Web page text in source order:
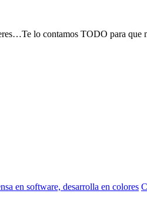
lo contamos TODO para
en software, desarrolla en colores